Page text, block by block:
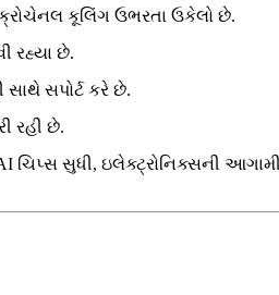
કૂલિંગ ઉભરતા ઉકેલો છે.
રહ્યા છે.
સપોર્ટ કરે છે.
રહી છે.
ચિપ્સ સુધી, ઇલેક્ટ્રોનિક્સની